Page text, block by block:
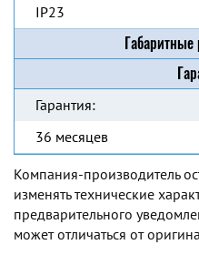
IP23
Гарантия:
36 месяцев
Компания-производитель
изменять технические
предварительного
может отличаться от